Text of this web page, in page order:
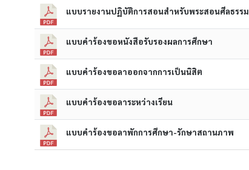
แบบรายงานปฏิบัติการสอนสำหรับพระสอนศีลธรรม
แบบคำร้องขอหนังสือรับรองผลการศึกษา
แบบคำร้องขอลาออกจากการเป็นนิสิต
แบบคำร้องขอลาระหว่างเรียน
แบบคำร้องขอลาพักการศึกษา-รักษาสถานภาพ